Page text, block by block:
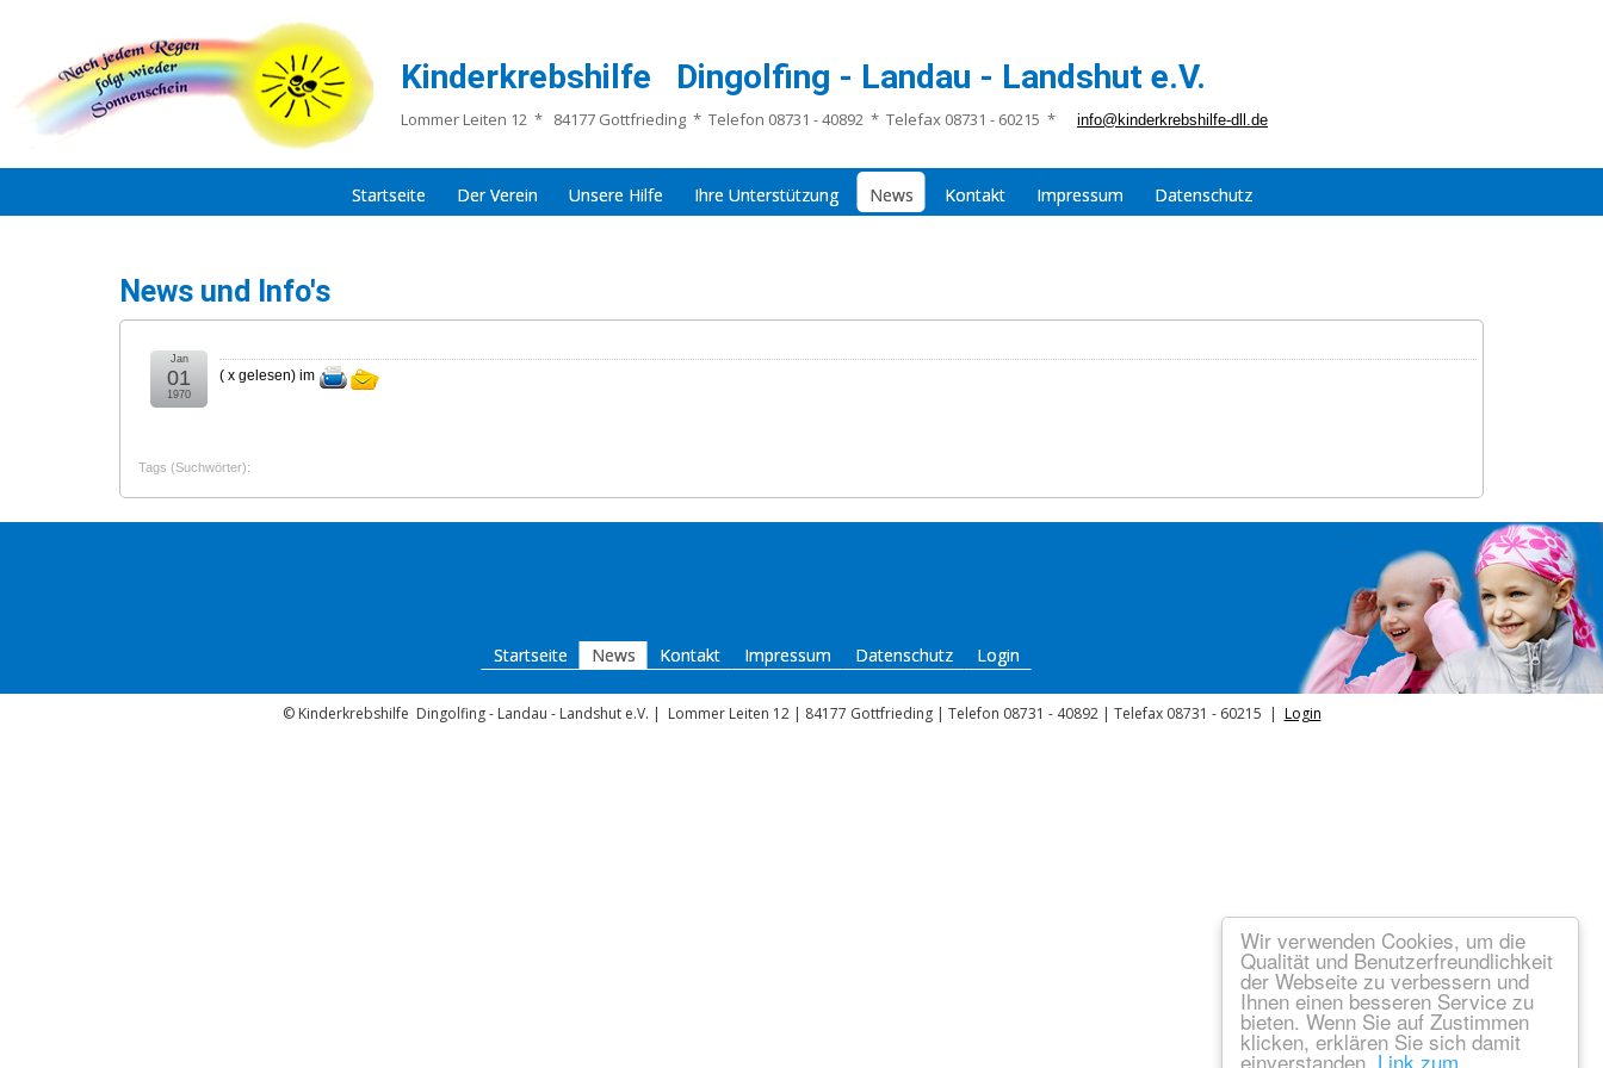
Wir verwenden Cookies, um die
Qualität und Benutzerfreundlichkeit
der Webseite zu verbessern und
Ihnen einen besseren Service zu
bieten. Wenn Sie auf Zustimmen
klicken, erklären Sie sich damit
einverstanden. Link zum
Kinderkrebshilfe Dingolfing - Landau - Landshut e.V.
Lommer Leiten 12 * 84177 Gottfrieding * Telefon 08731 - 40892 * Telefax 08731 - 60215 * info@kinderkrebshilfe-dll.de
Startseite Der Verein Unsere Hilfe Ihre Unterstützung News Kontakt Impressum Datenschutz
News und Info's
( x gelesen) im
Jan
01
1970
Tags (Suchwörter):
Startseite News Kontakt Impressum Datenschutz Login
© Kinderkrebshilfe Dingolfing - Landau - Landshut e.V. | Lommer Leiten 12 | 84177 Gottfrieding | Telefon 08731 - 40892 | Telefax 08731 - 60215 | Login